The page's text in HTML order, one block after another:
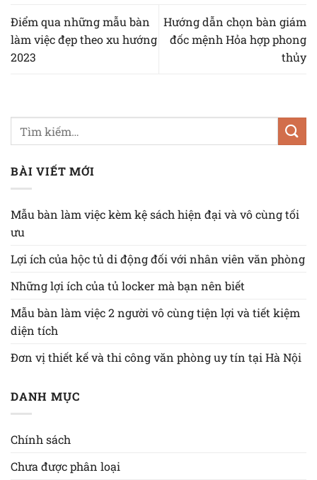
Điểm qua những mẫu bàn
làm việc đẹp theo xu hướng
2023
Hướng dẫn chọn bàn giám
đốc mệnh Hỏa hợp phong
thủy
BÀI VIẾT MỚI
Mẫu bàn làm việc kèm kệ sách hiện đại và vô cùng tối
ưu
Lợi ích của hộc tủ di động đối với nhân viên văn phòng
Những lợi ích của tủ locker mà bạn nên biết
Mẫu bàn làm việc 2 người vô cùng tiện lợi và tiết kiệm
diện tích
Đơn vị thiết kế và thi công văn phòng uy tín tại Hà Nội
DANH MỤC
Chính sách
Chưa được phân loại